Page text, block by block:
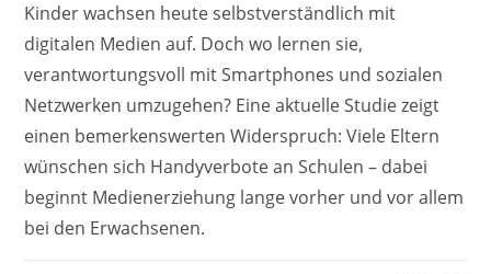
Kinder wachsen heute selbstverständlich mit
digitalen Medien auf. Doch wo lernen sie,
verantwortungsvoll mit Smartphones und sozialen
Netzwerken umzugehen? Eine aktuelle Studie zeigt
einen bemerkenswerten Widerspruch: Viele Eltern
wünschen sich Handyverbote an Schulen – dabei
beginnt Medienerziehung lange vorher und vor allem
bei den Erwachsenen.